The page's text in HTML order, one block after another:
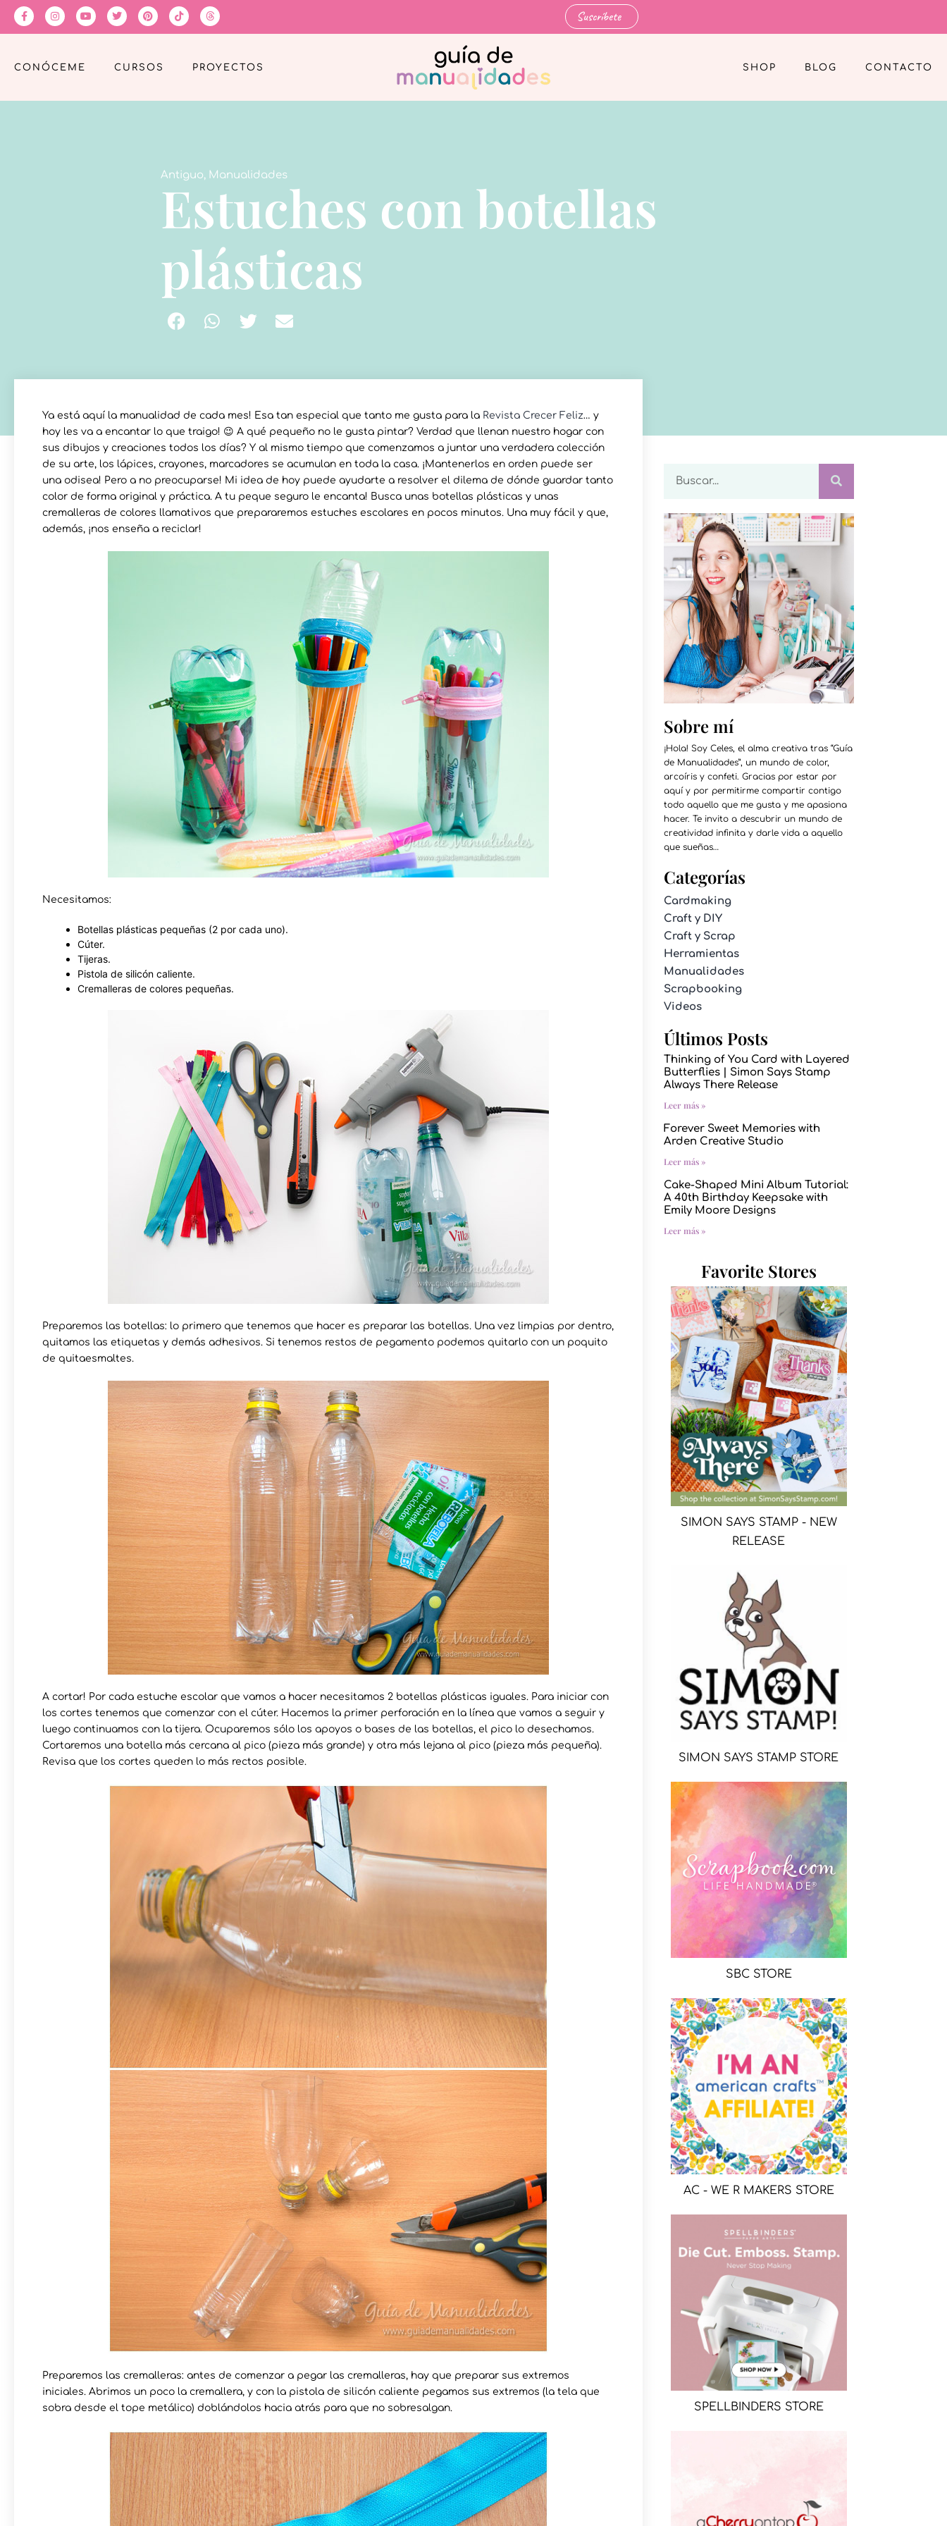
Suscríbete
CONÓCEME CURSOS PROYECTOS SHOP BLOG CONTACTO
Antiguo, Manualidades
Estuches con botellas
plásticas
Ya está aquí la manualidad de cada mes! Esa tan especial que tanto me gusta para la Revista Crecer Feliz… y
hoy les va a encantar lo que traigo! 😉 A qué pequeño no le gusta pintar? Verdad que llenan nuestro hogar con
sus dibujos y creaciones todos los días? Y al mismo tiempo que comenzamos a juntar una verdadera colección
de su arte, los lápices, crayones, marcadores se acumulan en toda la casa. ¡Mantenerlos en orden puede ser
una odisea! Pero a no preocuparse! Mi idea de hoy puede ayudarte a resolver el dilema de dónde guardar tanto
color de forma original y práctica. A tu peque seguro le encanta! Busca unas botellas plásticas y unas
cremalleras de colores llamativos que prepararemos estuches escolares en pocos minutos. Una muy fácil y que,
además, ¡nos enseña a reciclar!
Necesitamos:
Botellas plásticas pequeñas (2 por cada uno).
Cúter.
Tijeras.
Pistola de silicón caliente.
Cremalleras de colores pequeñas.
Preparemos las botellas: lo primero que tenemos que hacer es preparar las botellas. Una vez limpias por dentro,
quitamos las etiquetas y demás adhesivos. Si tenemos restos de pegamento podemos quitarlo con un poquito
de quitaesmaltes.
A cortar! Por cada estuche escolar que vamos a hacer necesitamos 2 botellas plásticas iguales. Para iniciar con
los cortes tenemos que comenzar con el cúter. Hacemos la primer perforación en la línea que vamos a seguir y
luego continuamos con la tijera. Ocuparemos sólo los apoyos o bases de las botellas, el pico lo desechamos.
Cortaremos una botella más cercana al pico (pieza más grande) y otra más lejana al pico (pieza más pequeña).
Revisa que los cortes queden lo más rectos posible.
Preparemos las cremalleras: antes de comenzar a pegar las cremalleras, hay que preparar sus extremos
iniciales. Abrimos un poco la cremallera, y con la pistola de silicón caliente pegamos sus extremos (la tela que
sobra desde el tope metálico) doblándolos hacia atrás para que no sobresalgan.
Sobre mí
¡Hola! Soy Celes, el alma creativa tras “Guía
de Manualidades”, un mundo de color,
arcoíris y confeti. Gracias por estar por
aquí y por permitirme compartir contigo
todo aquello que me gusta y me apasiona
hacer. Te invito a descubrir un mundo de
creatividad infinita y darle vida a aquello
que sueñas…
Categorías
Cardmaking
Craft y DIY
Craft y Scrap
Herramientas
Manualidades
Scrapbooking
Videos
Últimos Posts
Thinking of You Card with Layered
Butterflies | Simon Says Stamp
Always There Release
Leer más »
Forever Sweet Memories with
Arden Creative Studio
Leer más »
Cake-Shaped Mini Album Tutorial:
A 40th Birthday Keepsake with
Emily Moore Designs
Leer más »
Favorite Stores
SIMON SAYS STAMP - NEW
RELEASE
SIMON SAYS STAMP STORE
SBC STORE
AC - WE R MAKERS STORE
SPELLBINDERS STORE